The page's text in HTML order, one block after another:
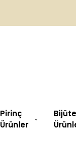
Pirinç
Ürünler